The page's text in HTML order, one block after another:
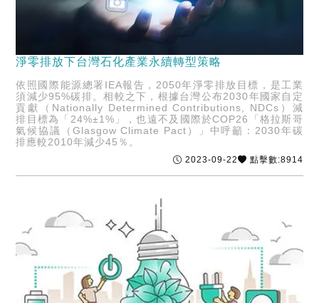
淨零排放下台灣石化產業永續轉型策略
依照國際能源總署IEA報告，2050年淨零排放目標，是工業
須減少95%碳排。相較之下，根據台灣公布2030年國家自定
貢獻（Nationally Determined Contributions, NDCs）減
排目標為「24%±1%」，也遠不及國際於COP26「格拉斯哥
氣候協議（Glasgow Climate Pact）」中呼籲：2030年碳
排應較2010年減少45％。
2023-09-22 點擊數:8914